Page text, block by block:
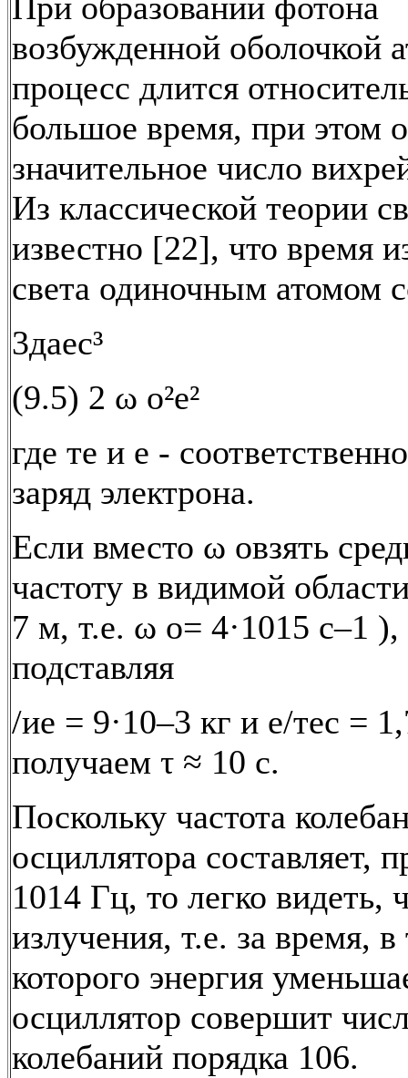
При образовании фотона
возбужденной оболочкой
процесс длится
большое время, при этом
значительное число
Из классической теории
известно [22], что время
света одиночным атомом
3даeс³
(9.5) 2 ω o²е²
где тe и е -
заряд электрона.
Если вместо ω oвзять
частоту в видимой
7 м, т.е. ω o= 4·1015 с–1 ),
подставляя
/иe = 9·10–3 кг и е/тeс =
получаем τ ≈ 10 с.
Поскольку частота
осциллятора составляет,
1014 Гц, то легко видеть,
излучения, т.е. за время, в
которого энергия
осциллятор совершит
колебаний порядка 106.